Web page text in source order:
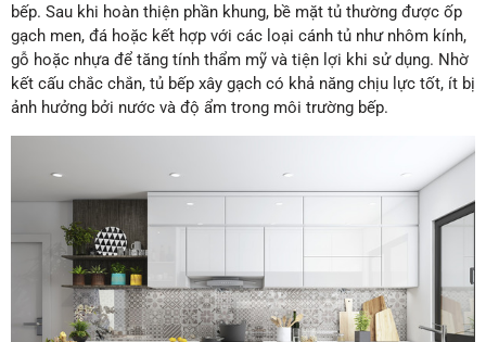
bếp. Sau khi hoàn thiện phần khung, bề mặt tủ thường được ốp
gạch men, đá hoặc kết hợp với các loại cánh tủ như nhôm kính,
gỗ hoặc nhựa để tăng tính thẩm mỹ và tiện lợi khi sử dụng. Nhờ
kết cấu chắc chắn, tủ bếp xây gạch có khả năng chịu lực tốt, ít bị
ảnh hưởng bởi nước và độ ẩm trong môi trường bếp.